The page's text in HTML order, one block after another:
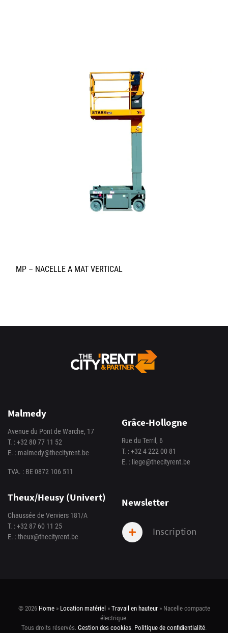
MP – NACELLE A MAT VERTICAL
Malmedy
Avenue du Pont de Warche, 17
T. :+32 80 77 11 52
E. : malmedy@thecityrent.be
TVA. : BE 0872 106 511
Grâce-Hollogne
Rue du Terril, 6
T. :+32 4 222 00 81
E. : liege@thecityrent.be
Theux/Heusy (Univert)
Chaussée de Verviers 181/A
T. :+32 87 60 11 25
E. :theux@thecityrent.be
Newsletter
Inscription
© 2026 Home» Location matériel » Travail en hauteur» Nacelle compacte
électrique.
Tous droits réservés. Gestion des cookies. Politique de confidientialité.